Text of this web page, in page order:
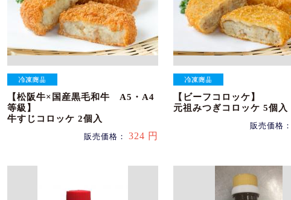
【松阪牛×国産黒毛和牛 A5・A4
等級】
牛すじコロッケ 2個入
販売価格： 324 円
【ビーフコロッケ】
元祖みつぎコロッケ 5個入
販売価格：